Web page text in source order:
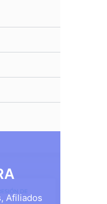
Afiliados